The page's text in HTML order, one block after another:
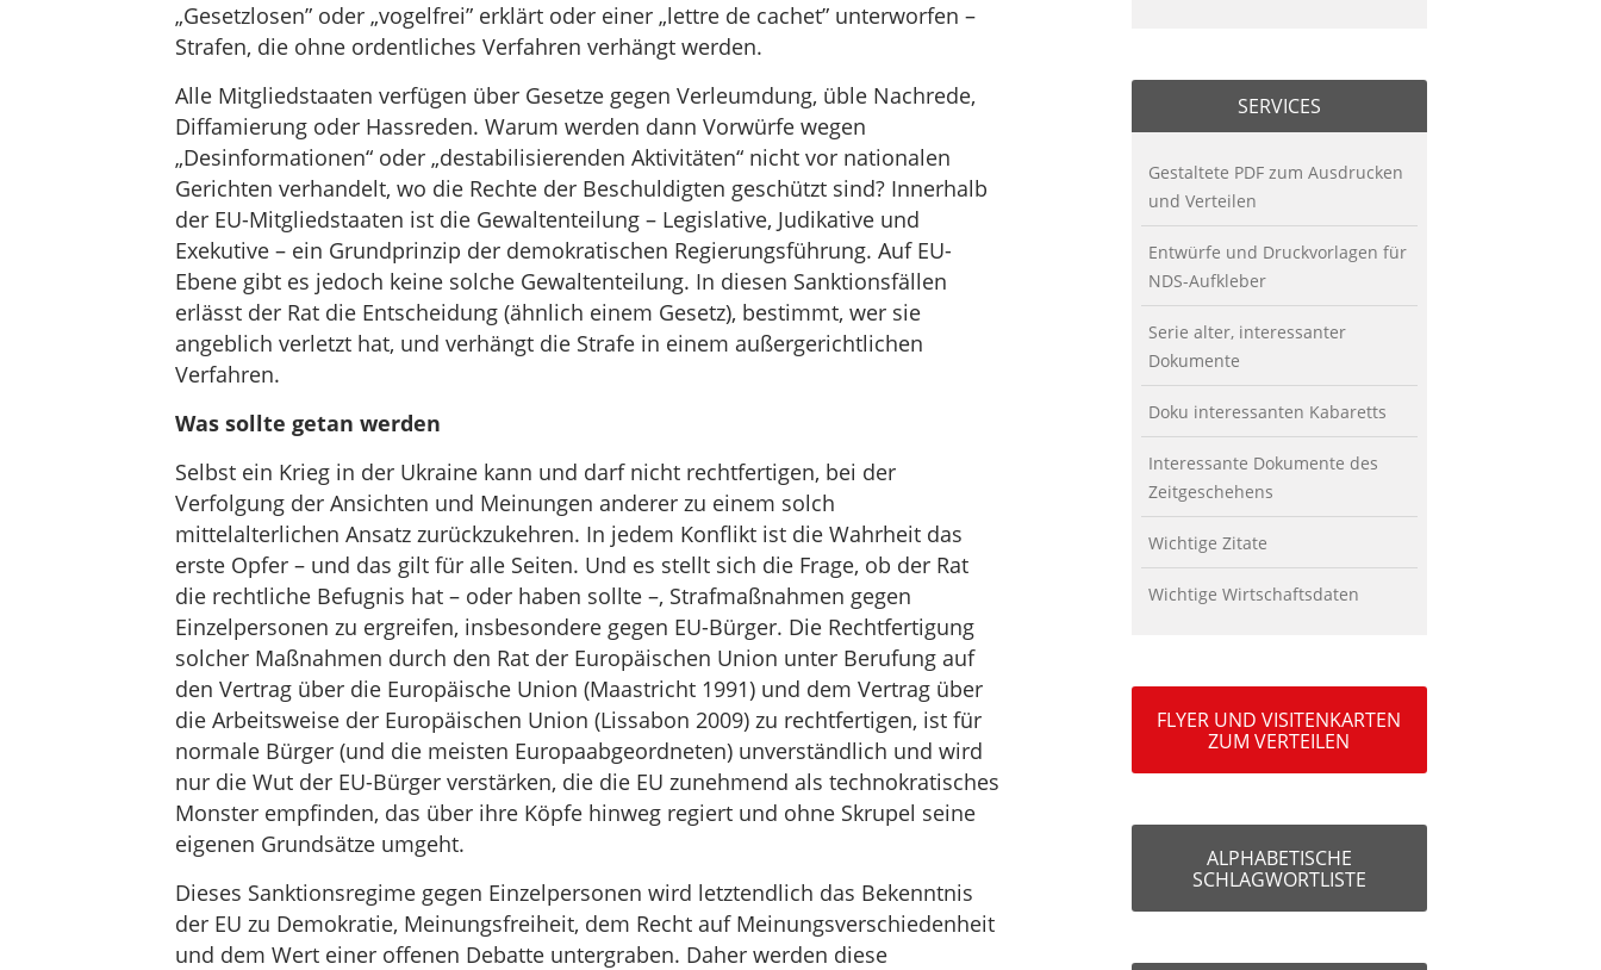
„Gesetzlosen” oder „vogelfrei” erklärt oder einer „lettre de cachet” unterworfen –
Strafen, die ohne ordentliches Verfahren verhängt werden.
Alle Mitgliedstaaten verfügen über Gesetze gegen Verleumdung, üble Nachrede,
Diffamierung oder Hassreden. Warum werden dann Vorwürfe wegen
„Desinformationen“ oder „destabilisierenden Aktivitäten“ nicht vor nationalen
Gerichten verhandelt, wo die Rechte der Beschuldigten geschützt sind? Innerhalb
der EU-Mitgliedstaaten ist die Gewaltenteilung – Legislative, Judikative und
Exekutive – ein Grundprinzip der demokratischen Regierungsführung. Auf EU-
Ebene gibt es jedoch keine solche Gewaltenteilung. In diesen Sanktionsfällen
erlässt der Rat die Entscheidung (ähnlich einem Gesetz), bestimmt, wer sie
angeblich verletzt hat, und verhängt die Strafe in einem außergerichtlichen
Verfahren.
Was sollte getan werden
Selbst ein Krieg in der Ukraine kann und darf nicht rechtfertigen, bei der
Verfolgung der Ansichten und Meinungen anderer zu einem solch
mittelalterlichen Ansatz zurückzukehren. In jedem Konflikt ist die Wahrheit das
erste Opfer – und das gilt für alle Seiten. Und es stellt sich die Frage, ob der Rat
die rechtliche Befugnis hat – oder haben sollte –, Strafmaßnahmen gegen
Einzelpersonen zu ergreifen, insbesondere gegen EU-Bürger. Die Rechtfertigung
solcher Maßnahmen durch den Rat der Europäischen Union unter Berufung auf
den Vertrag über die Europäische Union (Maastricht 1991) und dem Vertrag über
die Arbeitsweise der Europäischen Union (Lissabon 2009) zu rechtfertigen, ist für
normale Bürger (und die meisten Europaabgeordneten) unverständlich und wird
nur die Wut der EU-Bürger verstärken, die die EU zunehmend als technokratisches
Monster empfinden, das über ihre Köpfe hinweg regiert und ohne Skrupel seine
eigenen Grundsätze umgeht.
Dieses Sanktionsregime gegen Einzelpersonen wird letztendlich das Bekenntnis
der EU zu Demokratie, Meinungsfreiheit, dem Recht auf Meinungsverschiedenheit
und dem Wert einer offenen Debatte untergraben. Daher werden diese
SERVICES
Gestaltete PDF zum Ausdrucken
und Verteilen
Entwürfe und Druckvorlagen für
NDS-Aufkleber
Serie alter, interessanter
Dokumente
Doku interessanten Kabaretts
Interessante Dokumente des
Zeitgeschehens
Wichtige Zitate
Wichtige Wirtschaftsdaten
FLYER UND VISITENKARTEN
ZUM VERTEILEN
ALPHABETISCHE
SCHLAGWORTLISTE